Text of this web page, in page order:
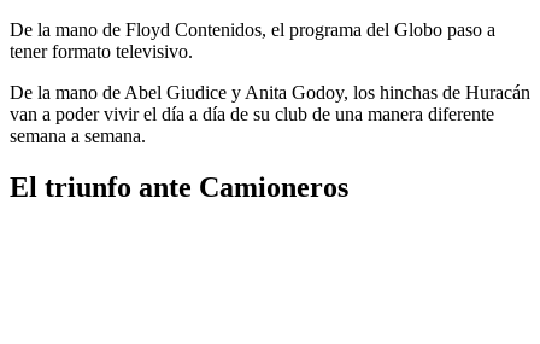
De la mano de Floyd Contenidos, el programa del Globo paso a
tener formato televisivo.
De la mano de Abel Giudice y Anita Godoy, los hinchas de Huracán
van a poder vivir el día a día de su club de una manera diferente
semana a semana.
El triunfo ante Camioneros